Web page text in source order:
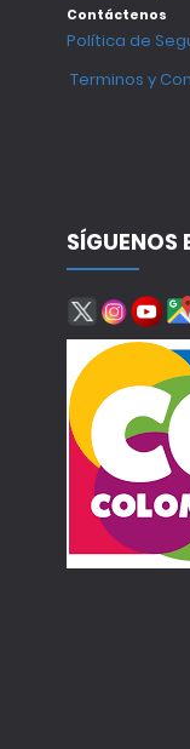
Contáctenos
Política de
Terminos y
SÍGUENOS